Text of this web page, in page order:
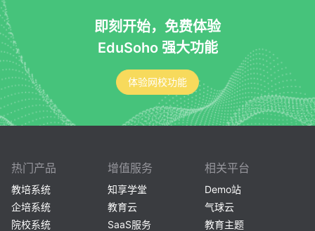
即刻开始，免费体验
EduSoho 强大功能
体验网校功能
热门产品
教培系统
企培系统
院校系统
增值服务
知享学堂
教育云
SaaS服务
相关平台
Demo站
气球云
教育主题